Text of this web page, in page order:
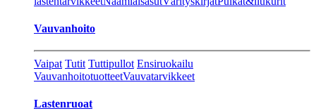
Vauvanhoito
Vaipat Tutit Tuttipullot Ensiruokailu
VauvanhoitotuotteetVauvatarvikkeet
Lastenruoat